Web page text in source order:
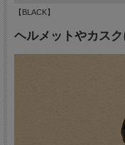
【BLACK】
ヘルメットやカス